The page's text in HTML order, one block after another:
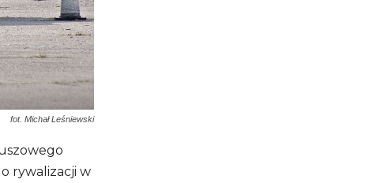
fot. Michał Leśniewski
rywalizacji w